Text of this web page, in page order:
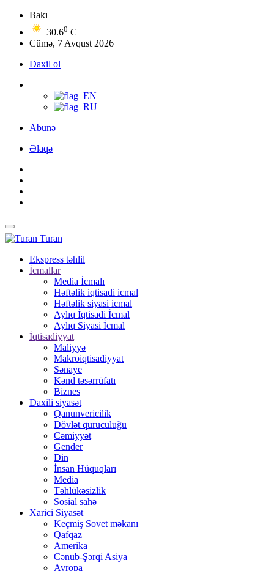
Bakı
30.60 C
Cümə, 7 Avqust 2026
Daxil ol
Abunə
Əlaqə
Turan
Ekspress təhlil
İcmallar
Media İcmalı
Həftəlik iqtisadi icmal
Həftəlik siyasi icmal
Aylıq İqtisadi İcmal
Aylıq Siyasi İcmal
İqtisadiyyat
Maliyyə
Makroiqtisadiyyat
Sənaye
Kənd təsərrüfatı
Biznes
Daxili siyasət
Qanunvericilik
Dövlət quruculuğu
Cəmiyyət
Gender
Din
İnsan Hüquqları
Media
Təhlükəsizlik
Sosial sahə
Xarici Siyasət
Keçmiş Sovet məkanı
Qafqaz
Amerika
Cənub-Şərqi Asiya
Avropa